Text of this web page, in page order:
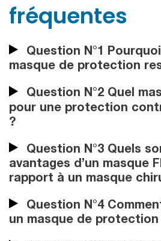
fréquentes
Question N°1
masque de protection
Question N°2 Quel
pour une protection
?
Question N°3 Quels
avantages d’un masque
rapport à un masque
Question N°4
un masque de protection